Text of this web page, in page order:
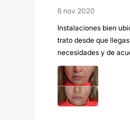
6 nov 2020
Instalaciones bien
trato desde que
necesidades y de